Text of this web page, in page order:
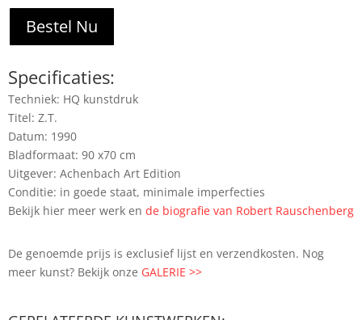
Bestel Nu
Specificaties:
Techniek: HQ kunstdruk
Titel: Z.T.
Datum: 1990
Bladformaat: 90 x70 cm
Uitgever: Achenbach Art Edition
Conditie: in goede staat, minimale imperfecties
Bekijk hier meer werk en de biografie van Robert Rauschenberg
De genoemde prijs is exclusief lijst en verzendkosten. Nog
meer kunst? Bekijk onze GALERIE >>